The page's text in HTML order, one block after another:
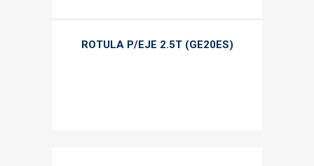
ROTULA P/EJE 2.5T (GE20ES)